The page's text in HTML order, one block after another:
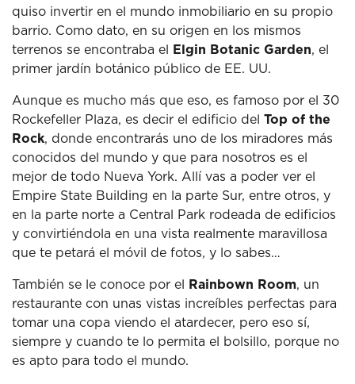
quiso invertir en el mundo inmobiliario en su propio
barrio. Como dato, en su origen en los mismos
terrenos se encontraba el
Elgin Botanic Garden, el
primer jardín botánico público de EE. UU.
Aunque es mucho más que eso, es famoso por el 30
Rockefeller Plaza, es decir el edificio del Top of the
Rock, donde encontrarás uno de los miradores más
conocidos del mundo y que para nosotros es el
mejor de todo Nueva York. Allí vas a poder ver el
Empire State Building en la parte Sur, entre otros, y
en la parte norte a Central Park rodeada de edificios
y convirtiéndola en una vista realmente maravillosa
que te petará el móvil de fotos, y lo sabes…
También se le conoce por el Rainbown Room, un
restaurante con unas vistas increíbles perfectas para
tomar una copa viendo el atardecer, pero eso sí,
siempre y cuando te lo permita el bolsillo, porque no
es apto para todo el mundo.